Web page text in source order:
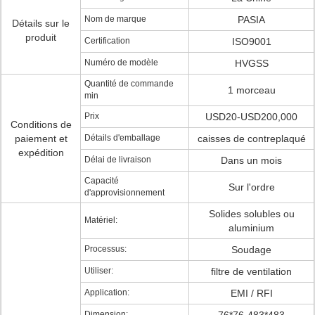
Détails sur le
produit
Nom de marque PASIA
Certification ISO9001
Numéro de modèle HVGSS
Conditions de
paiement et
expédition
Quantité de commande
min
1 morceau
Prix USD20-USD200,000
Détails d'emballage caisses de contreplaqué
Délai de livraison Dans un mois
Capacité
d'approvisionnement
Sur l'ordre
Matériel:
Solides solubles ou
aluminium
Processus: Soudage
Utiliser: filtre de ventilation
Application: EMI / RFI